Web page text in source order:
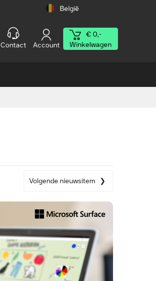
België
Contact Account
€ 0,-
Winkelwagen
Volgende nieuwsitem